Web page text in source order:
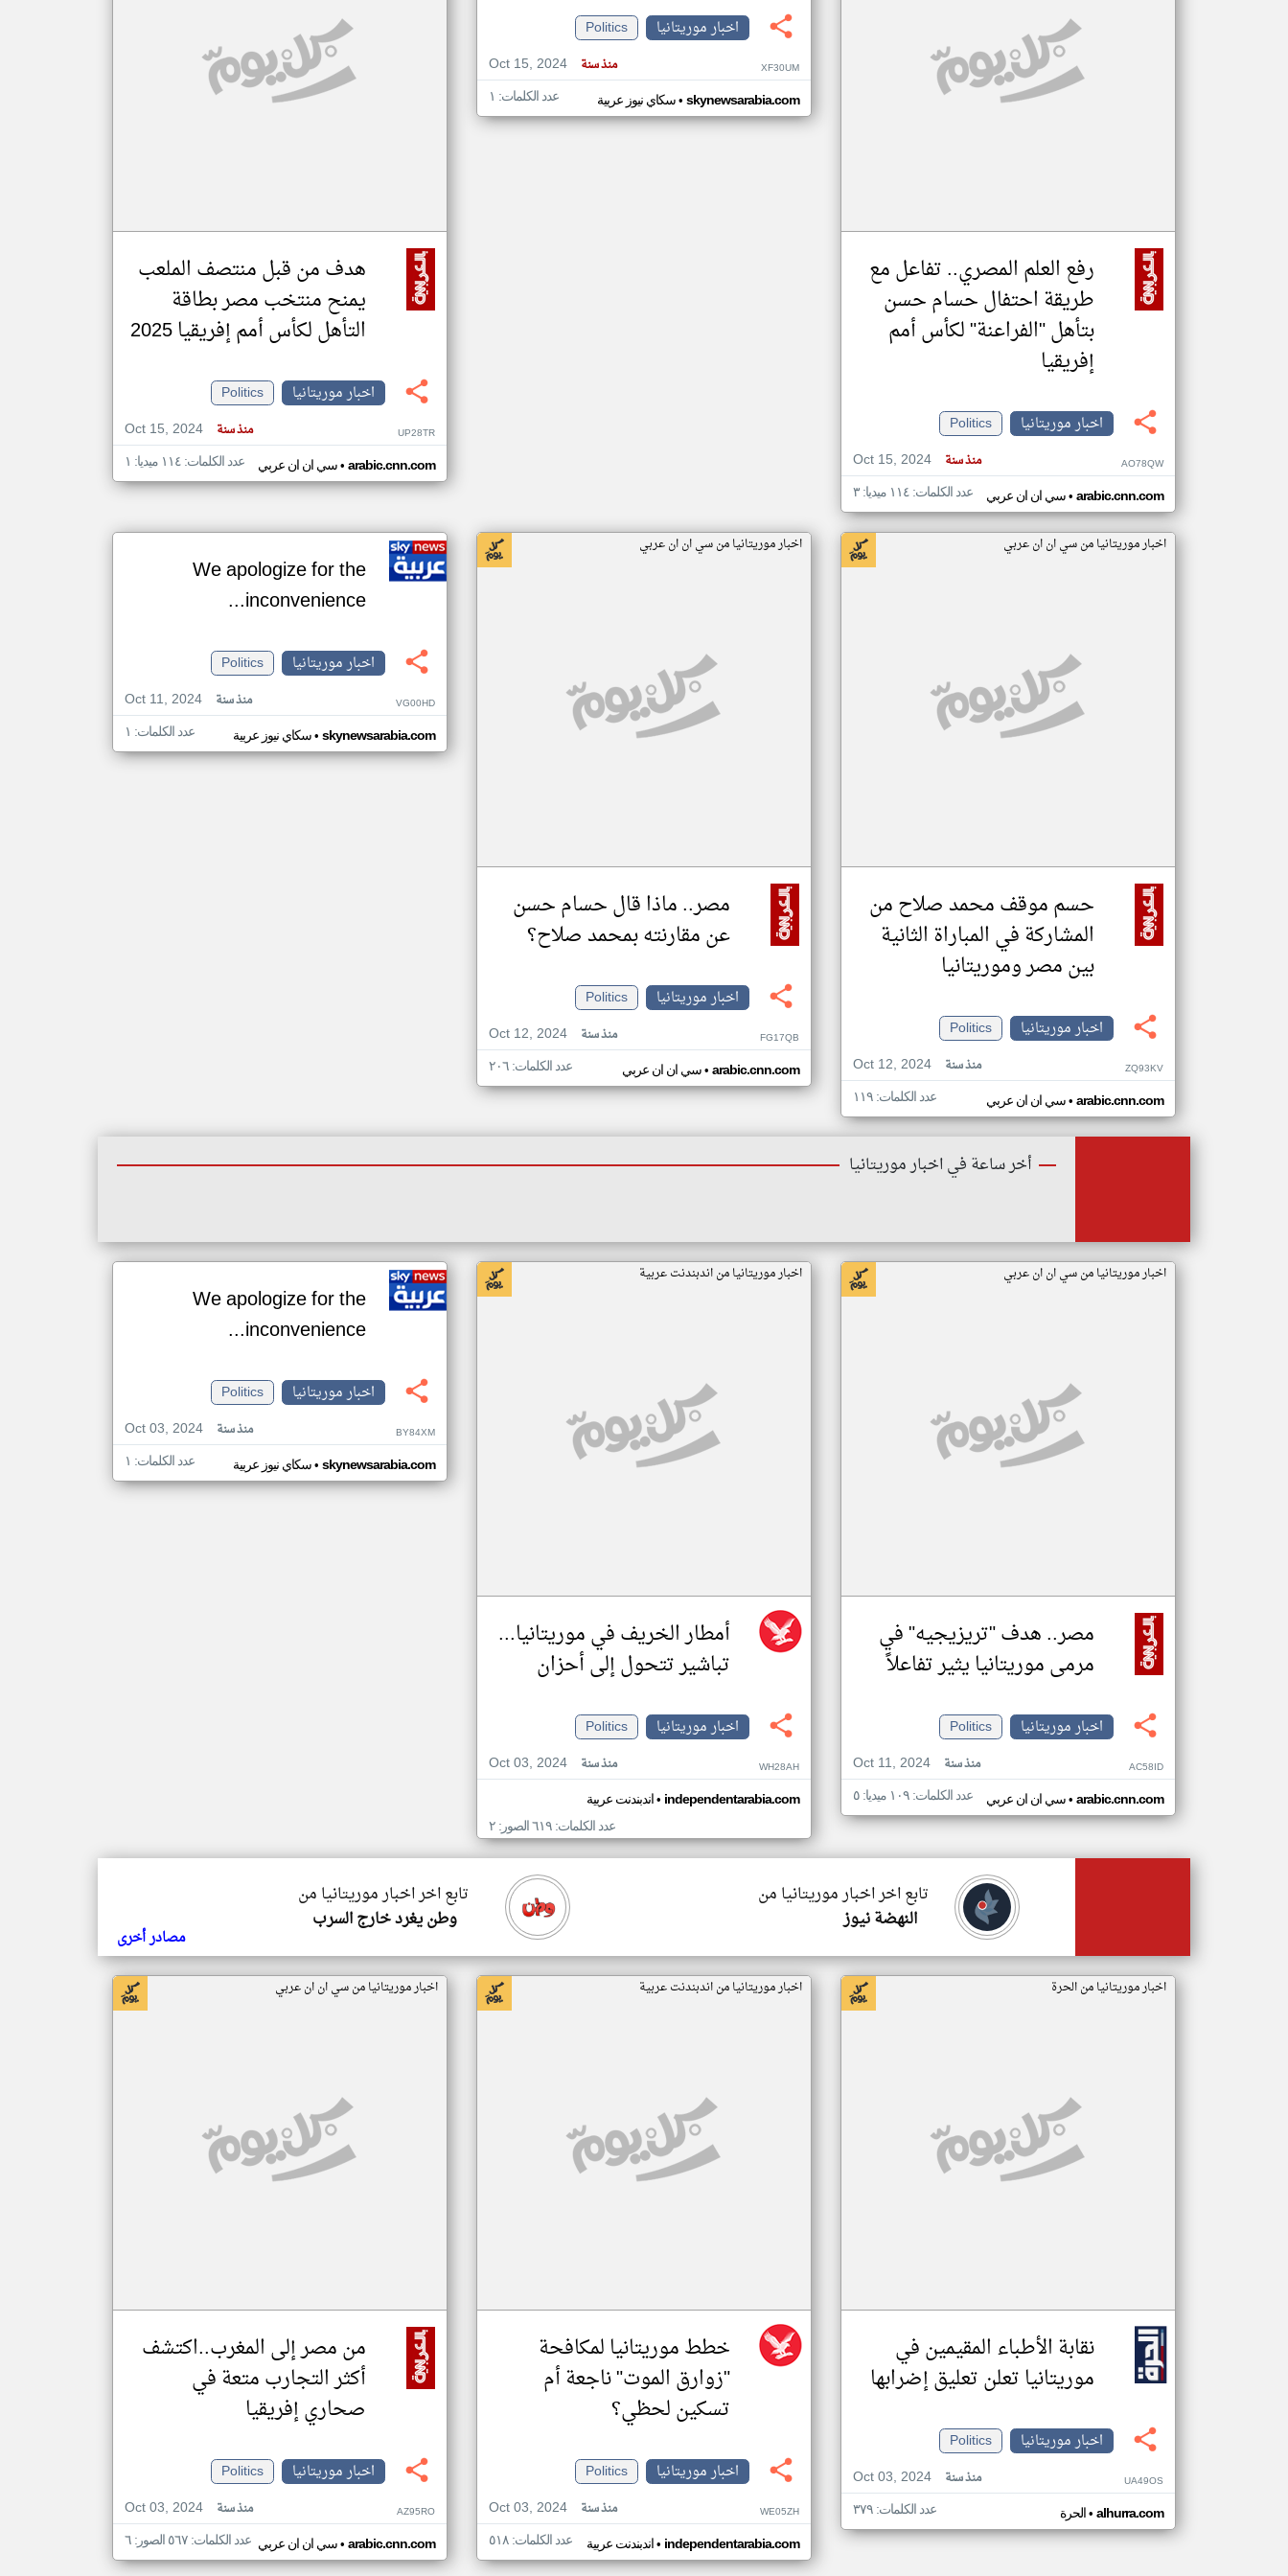
مصادر الأخبار من موريتانيا
رفع العلم المصري.. تفاعل مع
طريقة احتفال حسام حسن
بتأهل "الفراعنة" لكأس أمم
إفريقيا
اخبار موريتانيا
Politics
Oct 15, 2024
منذ سنة AO78QW
سي ان ان عربي• arabic.cnn.com عدد الكلمات: ١١٤ ميديا: ٣
اخبار موريتانيا
Politics
Oct 15, 2024
منذ سنة XF30UM
سكاي نيوز عربية• skynewsarabia.com عدد الكلمات: ١
هدف من قبل منتصف الملعب
يمنح منتخب مصر بطاقة
التأهل لكأس أمم إفريقيا 2025
اخبار موريتانيا
Politics
Oct 15, 2024
منذ سنة UP28TR
سي ان ان عربي• arabic.cnn.com عدد الكلمات: ١١٤ ميديا: ١
اخبار موريتانيا من سي ان ان عربي
حسم موقف محمد صلاح من
المشاركة في المباراة الثانية
بين مصر وموريتانيا
اخبار موريتانيا
Politics
Oct 12, 2024
منذ سنة ZQ93KV
سي ان ان عربي• arabic.cnn.com عدد الكلمات: ١١٩
اخبار موريتانيا من سي ان ان عربي
مصر.. ماذا قال حسام حسن
عن مقارنته بمحمد صلاح؟
اخبار موريتانيا
Politics
Oct 12, 2024
منذ سنة FG17QB
سي ان ان عربي• arabic.cnn.com عدد الكلمات: ٢٠٦
We apologize for the
inconvenience...
اخبار موريتانيا
Politics
Oct 11, 2024
منذ سنة VG00HD
سكاي نيوز عربية• skynewsarabia.com عدد الكلمات: ١
أخر ساعة في اخبار موريتانيا
اخبار موريتانيا من سي ان ان عربي
مصر.. هدف "تريزيجيه" في
مرمى موريتانيا يثير تفاعلاً
اخبار موريتانيا
Politics
Oct 11, 2024
منذ سنة AC58ID
سي ان ان عربي• arabic.cnn.com عدد الكلمات: ١٠٩ ميديا: ٥
اخبار موريتانيا من اندبندنت عربية
أمطار الخريف في موريتانيا...
تباشير تتحول إلى أحزان
اخبار موريتانيا
Politics
Oct 03, 2024
منذ سنة WH28AH
اندبندنت عربية• independentarabia.com
عدد الكلمات: ٦١٩ الصور: ٢
We apologize for the
inconvenience...
اخبار موريتانيا
Politics
Oct 03, 2024
منذ سنة BY84XM
سكاي نيوز عربية• skynewsarabia.com عدد الكلمات: ١
تابع اخر اخبار موريتانيا من
وطن يغرد خارج السرب
تابع اخر اخبار موريتانيا من
النهضة نيوز
مصادر أخرى
اخبار موريتانيا من الحرة
نقابة الأطباء المقيمين في
موريتانيا تعلن تعليق إضرابها
اخبار موريتانيا
Politics
Oct 03, 2024
منذ سنة UA49OS
الحرة• alhurra.com عدد الكلمات: ٣٧٩
اخبار موريتانيا من اندبندنت عربية
خطط موريتانيا لمكافحة
"زوارق الموت" ناجعة أم
تسكين لحظي؟
اخبار موريتانيا
Politics
Oct 03, 2024
منذ سنة WE05ZH
اندبندنت عربية• independentarabia.com عدد الكلمات: ٥١٨
اخبار موريتانيا من سي ان ان عربي
من مصر إلى المغرب..اكتشف
أكثر التجارب متعة في
صحاري إفريقيا
اخبار موريتانيا
Politics
Oct 03, 2024
منذ سنة AZ95RO
سي ان ان عربي• arabic.cnn.com عدد الكلمات: ٥٦٧ الصور: ٦